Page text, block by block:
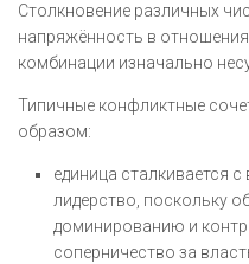
Столкновение различных
напряжённость в
комбинации изначально
Типичные конфликтные
образом:
единица сталкивается
лидерство, поскольку
доминированию и
соперничество за